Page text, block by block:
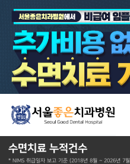
수면치료 누적건수
* NIMS 취급일자 보고 기준 (2018년 8월 ~ 2026년 7월)